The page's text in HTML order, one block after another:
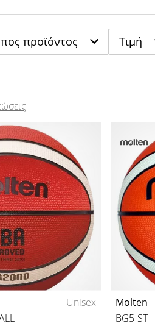
προϊόντος Τιμή
Unisex
Molten
BG5-ST